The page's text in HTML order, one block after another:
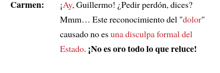
Carmen: ¡Ay, Guillermo! ¿Pedir perdón, dices?
Mmm… Este reconocimiento del "dolor"
causado no esuna disculpa formal del
Estado. ¡No es oro todo lo que reluce!